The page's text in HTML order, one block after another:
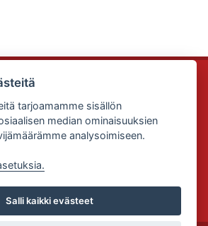
Equipment
Trading Oy
tarjoamamme sisällön
median ominaisuuksien
analysoimiseen.
Salli kaikki evästeet